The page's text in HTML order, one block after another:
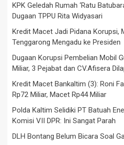
KPK Geledah Rumah ‘Ratu
Dugaan TPPU Rita Widyasari
Kredit Macet Jadi Pidana Korupsi,
Tenggarong Mengadu ke Presiden
Dugaan Korupsi Pembelian Mobil
Miliar, 3 Pejabat dan CV.Afisera
Kredit Macet Bankaltim (3): Roni
Rp72 Miliar, Macet Rp44 Miliar
Polda Kaltim Selidiki PT Batuah
Komisi VII DPR: Ini Sangat Parah
DLH Bontang Belum Bicara Soal